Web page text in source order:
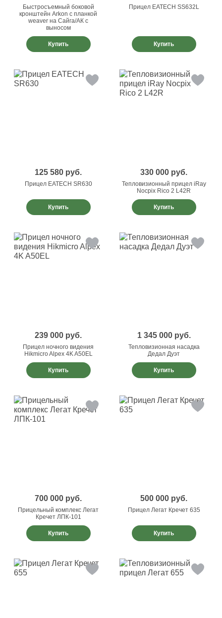
Быстросъемный боковой
кронштейн Arkon с планкой
weaver на Сайга/АК с
выносом
Купить
Прицел EATECH SS632L
Купить
125 580 руб.
Прицел EATECH SR630
Купить
330 000 руб.
Тепловизионный прицел iRay
Nocpix Rico 2 L42R
Купить
239 000 руб.
Прицел ночного видения
Hikmicro Alpex 4K A50EL
Купить
1 345 000 руб.
Тепловизионная насадка
Дедал Дуэт
Купить
700 000 руб.
Прицельный комплекс Легат
Кречет ЛПК-101
Купить
500 000 руб.
Прицел Легат Кречет 635
Купить